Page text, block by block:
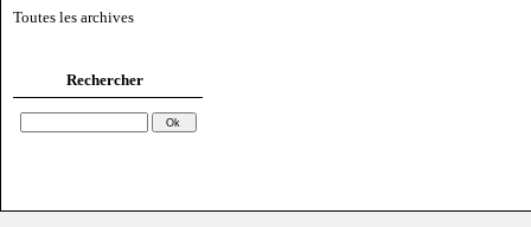
Toutes les archives
Rechercher